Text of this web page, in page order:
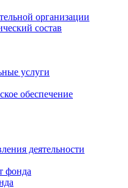
организации
состав
услуги
обеспечение
деятельности
фонда